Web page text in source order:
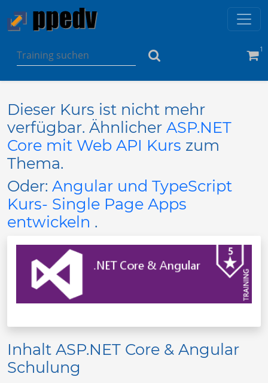
1
Dieser Kurs ist nicht mehr
verfügbar. Ähnlicher ASP.NET
Core mit Web API Kurs zum
Thema.
Oder: Angular und TypeScript
Kurs- Single Page Apps
entwickeln .
Inhalt ASP.NET Core & Angular
Schulung